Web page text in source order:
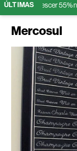
ÚLTIMAS
55% no semestre
Mercosul